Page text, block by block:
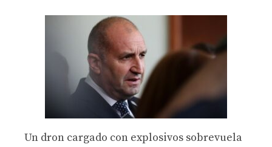
Un dron cargado con explosivos sobrevuela